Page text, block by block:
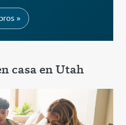
»
casa en Utah